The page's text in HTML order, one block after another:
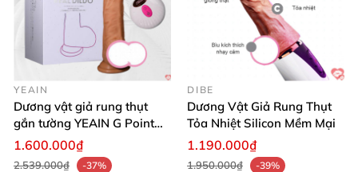
YEAIN
Dương vật giả rung thụt
gắn tường YEAIN G Point
tỏa nhiệt điều khiển từ xa
1.600.000₫
2.539.000₫
-37%
DIBE
Dương Vật Giả Rung Thụt
Tỏa Nhiệt Silicon Mềm Mại
1.190.000₫
1.950.000₫
-39%